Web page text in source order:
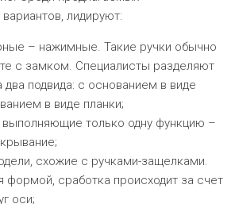
лидируют:
– нажимные. Такие ручки обычно
с замком. Специалисты разделяют
два подвида: с основанием в виде
в виде планки;
выполняющие только одну функцию –
схожие с ручками-защелками.
формой, сработка происходит за счет
оси;